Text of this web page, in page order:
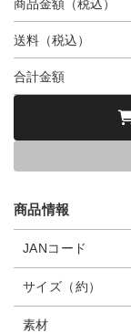
商品金額（税込）
送料（税込）
合計金額
商品情報
JANコード
サイズ（約）
素材